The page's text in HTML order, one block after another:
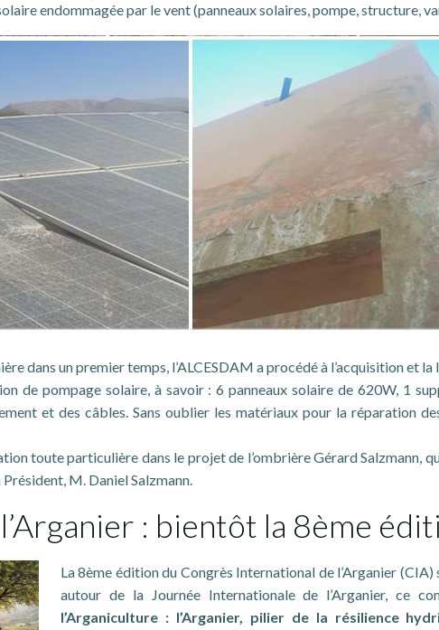
endommagée par le vent (panneaux solaires, pompe, structure,
dans un premier temps, l’ALCESDAM a procédé à l’acquisition et
de pompage solaire, à savoir : 6 panneaux solaire de 620W, 1
et des câbles. Sans oublier les matériaux pour la réparation
toute particulière dans le projet de l’ombrière Gérard Salzmann,
M. Daniel Salzmann.
: bientôt la 8ème
La 8ème édition du Congrès International de l’Arganier
autour de la Journée Internationale de l’Arganier, ce
l’Arganiculture : l’Arganier, pilier de la résilience